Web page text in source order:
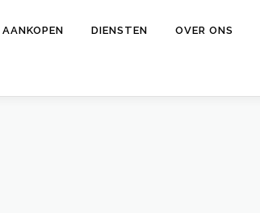
AANKOPEN DIENSTEN OVER ONS